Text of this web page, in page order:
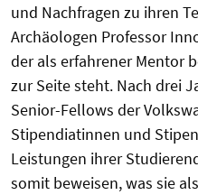
und Nachfragen zu ihren
Archäologen Professor
der als erfahrener Mentor
zur Seite steht. Nach drei
Senior-Fellows der
Stipendiatinnen und
Leistungen ihrer
somit beweisen, was sie